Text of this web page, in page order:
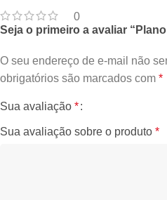
0
Seja o primeiro a avaliar
O seu endereço de e-mail não
obrigatórios são marcados com *
Sua avaliação *
Sua avaliação sobre o produto *